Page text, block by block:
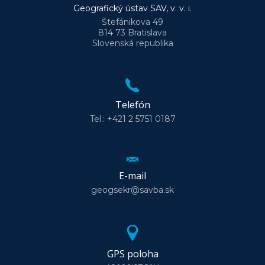
Geografický ústav SAV, v. v. i.
Štefánikova 49
814 73 Bratislava
Slovenská republika
Telefón
Tel.: +421 2 5751 0187
E-mail
geogsekr@savba.sk
GPS poloha